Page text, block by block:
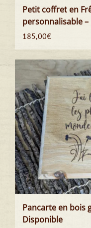
Petit coffret en
personnalisable
185,00€
Pancarte en bois
Disponible